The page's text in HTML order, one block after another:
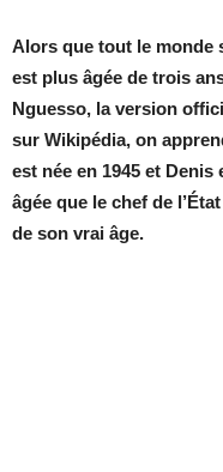
Alors que tout le monde
est plus âgée de trois
Nguesso, la version
sur Wikipédia, on
est née en 1945 et
âgée que le chef de
de son vrai âge.